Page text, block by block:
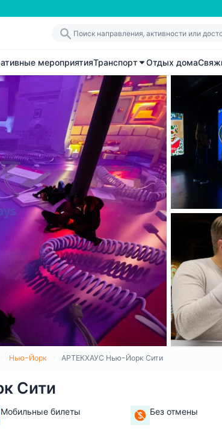
мероприятияТранспорт Отдых дома
Нью-Йорк АРТЕКХАУС Нью-Йорк Сити
Сити
Мобильные билеты Без отмены